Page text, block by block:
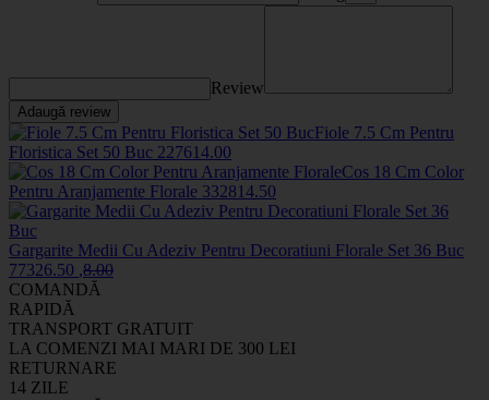
Review
Adaugă review
Fiole 7.5 Cm Pentru
Floristica Set 50 Buc 227614.00
Cos 18 Cm Color
Pentru Aranjamente Florale 332814.50
Gargarite Medii Cu Adeziv Pentru Decoratiuni Florale Set 36 Buc
77326.50 ,8.00
COMANDĂ
RAPIDĂ
TRANSPORT GRATUIT
LA COMENZI MAI MARI DE 300 LEI
RETURNARE
14 ZILE